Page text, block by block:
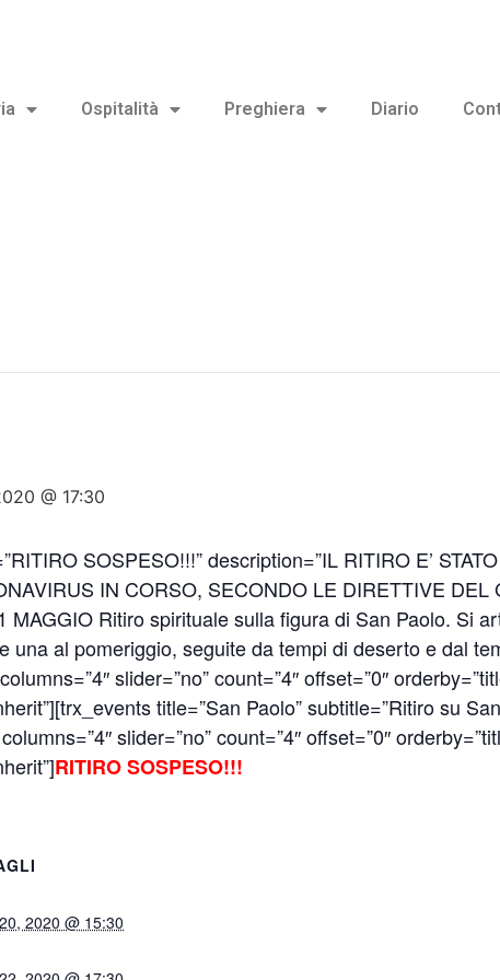
Ospitalità Preghiera Diario
@ 17:30
SOSPESO!!!” description=”IL RITIRO E’
IN CORSO, SECONDO LE DIRETTIVE DEL
MAGGIO Ritiro spirituale sulla figura di San Paolo. Si
una al pomeriggio, seguite da tempi di deserto e dal
slider=”no” count=”4″ offset=”0″
title=”San Paolo” subtitle=”Ritiro su
slider=”no” count=”4″ offset=”0″
RITIRO SOSPESO!!!
2020 @ 15:30